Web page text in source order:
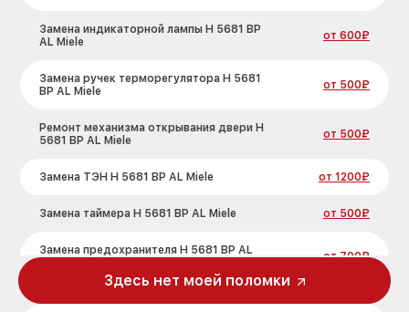
Замена индикаторной лампы H 5681 BP
AL Miele
от 600₽
Замена ручек терморегулятора H 5681
BP AL Miele
от 500₽
Ремонт механизма открывания двери H
5681 BP AL Miele
от 500₽
Замена ТЭН H 5681 BP AL Miele от 1200₽
Замена таймера H 5681 BP AL Miele от 500₽
Замена предохранителя H 5681 BP AL
от 700₽
от 500₽
Здесь нет моей поломки